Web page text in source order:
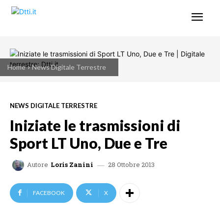
Home News Digitale Terrestre
NEWS DIGITALE TERRESTRE
Iniziate le trasmissioni di
Sport LT Uno, Due e Tre
Autore Loris Zanini 28 Ottobre 2013
FACEBOOK X